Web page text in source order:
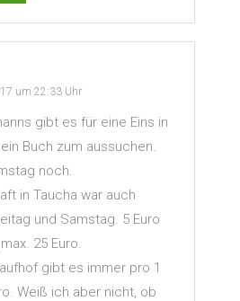
um 22:33 Uhr
gibt es für eine Eins in
Buch zum aussuchen.
noch.
in Taucha war auch
und Samstag. 5 Euro
25 Euro.
gibt es immer pro 1
Weiß ich aber nicht, ob